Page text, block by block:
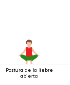
Postura de la liebre
abierta